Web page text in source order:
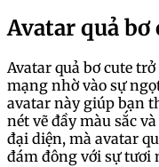
Avatar quả bơ
Avatar quả bơ cute
mạng nhờ vào sự
avatar này giúp bạn
nét vẽ đầy màu sắc
đại diện, mà avatar
đám đông với sự tươi